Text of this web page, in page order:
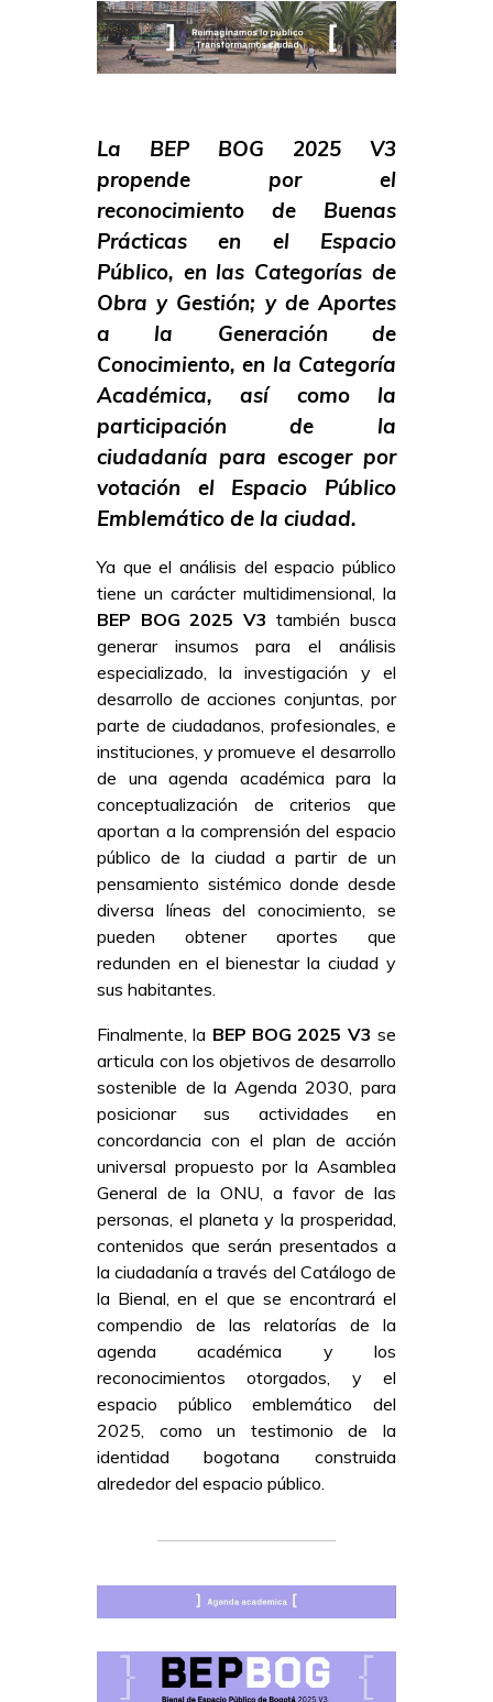
La BEP BOG 2025 V3
propende por el
reconocimiento de Buenas
Prácticas en el Espacio
Público, en las Categorías de
Obra y Gestión; y de Aportes
a la Generación de
Conocimiento, en la Categoría
Académica, así como la
participación de la
ciudadanía para escoger por
votación el Espacio Público
Emblemático de la ciudad.
Ya que el análisis del espacio público
tiene un carácter multidimensional, la
BEP BOG 2025 V3 también busca
generar insumos para el análisis
especializado, la investigación y el
desarrollo de acciones conjuntas, por
parte de ciudadanos, profesionales, e
instituciones, y promueve el desarrollo
de una agenda académica para la
conceptualización de criterios que
aportan a la comprensión del espacio
público de la ciudad a partir de un
pensamiento sistémico donde desde
diversa líneas del conocimiento, se
pueden obtener aportes que
redunden en el bienestar la ciudad y
sus habitantes.
Finalmente, la BEP BOG 2025 V3 se
articula con los objetivos de desarrollo
sostenible de la Agenda 2030, para
posicionar sus actividades en
concordancia con el plan de acción
universal propuesto por la Asamblea
General de la ONU, a favor de las
personas, el planeta y la prosperidad,
contenidos que serán presentados a
la ciudadanía a través del Catálogo de
la Bienal, en el que se encontrará el
compendio de las relatorías de la
agenda académica y los
reconocimientos otorgados, y el
espacio público emblemático del
2025, como un testimonio de la
identidad bogotana construida
alrededor del espacio público.